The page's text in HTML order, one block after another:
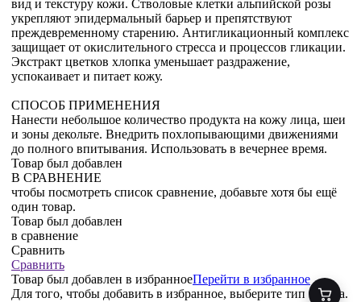
вид и текстуру кожи. Стволовые клетки альпийской розы
укрепляют эпидермальный барьер и препятствуют
преждевременному старению. Антигликационный комплекс
защищает от окислительного стресса и процессов гликации.
Экстракт цветков хлопка уменьшает раздражение,
успокаивает и питает кожу.
СПОСОБ ПРИМЕНЕНИЯ
Нанести небольшое количество продукта на кожу лица, шеи
и зоны декольте. Внедрить похлопывающими движениями
до полного впитывания. Использовать в вечернее время.
Товар был добавлен
В СРАВНЕНИЕ
чтобы посмотреть список сравнение, добавьте хотя бы ещё
один товар.
Товар был добавлен
в сравнение
Сравнить
Сравнить
Товар был добавлен в избранноеПерейти в избранное
Для того, чтобы добавить в избранное, выберите тип товара.